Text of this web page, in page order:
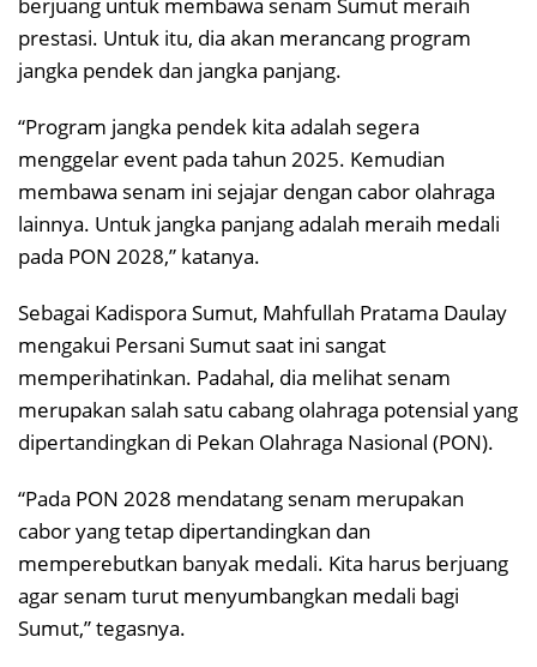
prestasi. Untuk itu, dia akan merancang program
jangka pendek dan jangka panjang.
“Program jangka pendek kita adalah segera
menggelar event pada tahun 2025. Kemudian
membawa senam ini sejajar dengan cabor olahraga
lainnya. Untuk jangka panjang adalah meraih medali
pada PON 2028,” katanya.
Sebagai Kadispora Sumut, Mahfullah Pratama Daulay
mengakui Persani Sumut saat ini sangat
memperihatinkan. Padahal, dia melihat senam
merupakan salah satu cabang olahraga potensial yang
dipertandingkan di Pekan Olahraga Nasional (PON).
“Pada PON 2028 mendatang senam merupakan
cabor yang tetap dipertandingkan dan
memperebutkan banyak medali. Kita harus berjuang
agar senam turut menyumbangkan medali bagi
Sumut,” tegasnya.